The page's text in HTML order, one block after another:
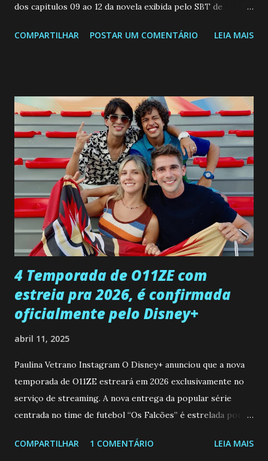
dos capitulos 09 ao 12 da novela exibida pelo SBT de
a Programação Semanal do SBT de 08/06/26 a 14/06/26
confessa a Gabriel que ele demonstrou ser o tipo de
pessoa que ela tanto desejou durante toda a vida. Camila
entra no quarto de Gabriel e imagina como seria o
encontro deles, quando conseguir seduzi-lo. Manuel avisa a
Paula sobre a suposta infidelidade de Gabriel com Joana.
Rogerio consegue se livrar de todas as suspeitas pelo
desaparecimento de Francisco, apontando que ele poderia
ter sido vítima da fúria de Gabriel. Artur informa a Gabriel
que a clínica inseminou por engano outra paciente, que está
...
COMPARTILHAR POSTAR UM COMENTÁRIO LEIA MAIS
4 Temporada de O11ZE com
estreia pra 2026, é confirmada
oficialmente pelo Disney+
abril 11, 2025
Paulina Vetrano Instagram O Disney+ anunciou que a nova
temporada de O11ZE estreará em 2026 exclusivamente no
serviço de streaming. A nova entrega da popular série
centrada no time de futebol “Os Falcões” é estrelada por
Brum (Dedé), que voltam a interpretar seus personagens
COMPARTILHAR 1 COMENTÁRIO LEIA MAIS